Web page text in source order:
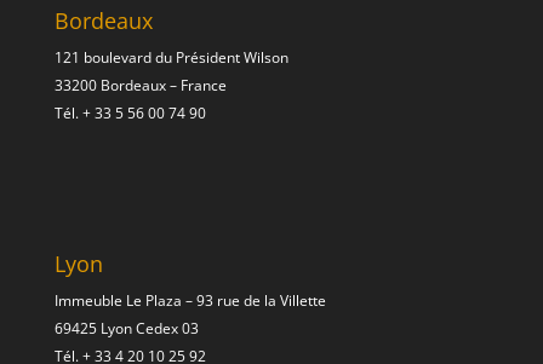
Bordeaux
121 boulevard du Président Wilson
33200 Bordeaux – France
Tél.+ 33 5 56 00 74 90
Lyon
Immeuble Le Plaza – 93 rue de la Villette
69425 Lyon Cedex 03
Tél.+ 33 4 20 10 25 92